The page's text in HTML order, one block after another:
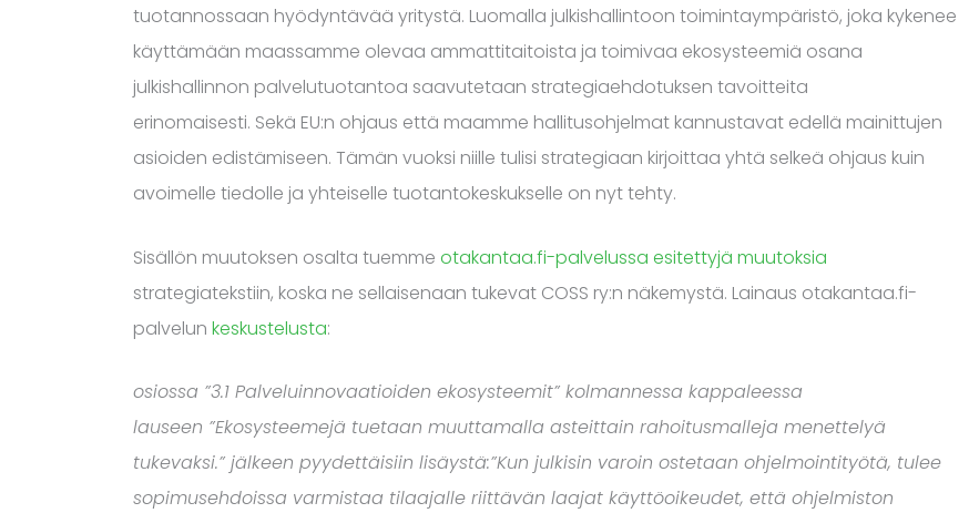
tuotannossaan hyödyntävää yritystä. Luomalla julkishallintoon toimintaympäristö, joka kykenee
käyttämään maassamme olevaa ammattitaitoista ja toimivaa ekosysteemiä osana
julkishallinnon palvelutuotantoa saavutetaan strategiaehdotuksen tavoitteita
erinomaisesti. Sekä EU:n ohjaus että maamme hallitusohjelmat kannustavat edellä mainittujen
asioiden edistämiseen. Tämän vuoksi niille tulisi strategiaan kirjoittaa yhtä selkeä ohjaus kuin
avoimelle tiedolle ja yhteiselle tuotantokeskukselle on nyt tehty.
Sisällön muutoksen osalta tuemme otakantaa.fi-palvelussa esitettyjä muutoksia
strategiatekstiin, koska ne sellaisenaan tukevat COSS ry:n näkemystä. Lainaus otakantaa.fi-
palvelun keskustelusta:
osiossa ”3.1 Palveluinnovaatioiden ekosysteemit” kolmannessa kappaleessa
lauseen ”Ekosysteemejä tuetaan muuttamalla asteittain rahoitusmalleja menettelyä
tukevaksi.” jälkeen pyydettäisiin lisäystä:”Kun julkisin varoin ostetaan ohjelmointityötä, tulee
sopimusehdoissa varmistaa tilaajalle riittävän laajat käyttöoikeudet, että ohjelmiston